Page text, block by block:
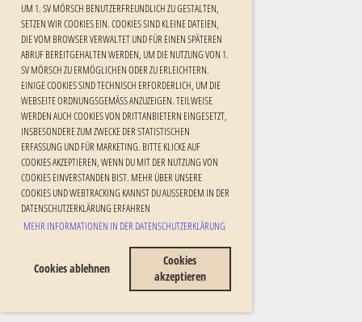
UM 1. SV MÖRSCH BENUTZERFREUNDLICH ZU GESTALTEN,
SETZEN WIR COOKIES EIN. COOKIES SIND KLEINE DATEIEN,
DIE VOM BROWSER VERWALTET UND FÜR EINEN SPÄTEREN
ABRUF BEREITGEHALTEN WERDEN, UM DIE NUTZUNG VON 1.
SV MÖRSCH ZU ERMÖGLICHEN ODER ZU ERLEICHTERN.
EINIGE COOKIES SIND TECHNISCH ERFORDERLICH, UM DIE
WEBSEITE ORDNUNGSGEMÄSS ANZUZEIGEN. TEILWEISE W
ERDEN AUCH COOKIES VON DRITTANBIETERN EINGESETZT, I
NSBESONDERE ZUM ZWECKE DER STATISTISCHEN E
RFASSUNG UND FÜR MARKETING. BITTE KLICKE AUF C
OOKIES AKZEPTIEREN, WENN DU MIT DER NUTZUNG VON C
OOKIES EINVERSTANDEN BIST. MEHR ÜBER UNSERE C
OOKIES UND WEBTRACKING KANNST DU AUSSERDEM IN DER DA
TENSCHUTZERKLÄRUNG ERFAHREN
MEHR INFORMATIONEN IN DER DATENSCHUTZERKLÄRUNG
Cookies ablehnen
Cookies
akzeptieren